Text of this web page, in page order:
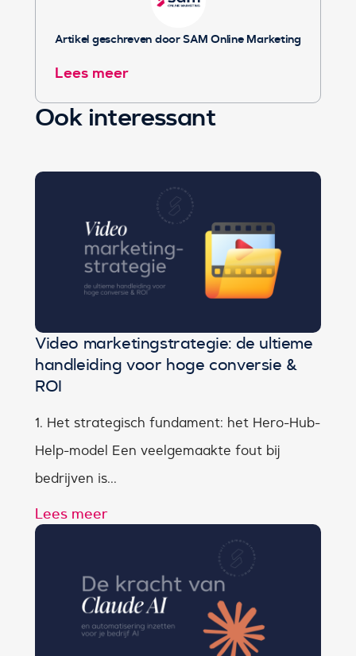
Artikel geschreven door SAM Online Marketing
Lees meer
Ook interessant
Video marketingstrategie: de ultieme
handleiding voor hoge conversie &
ROI
1. Het strategisch fundament: het Hero-Hub-
Help-model Een veelgemaakte fout bij
bedrijven is...
Lees meer